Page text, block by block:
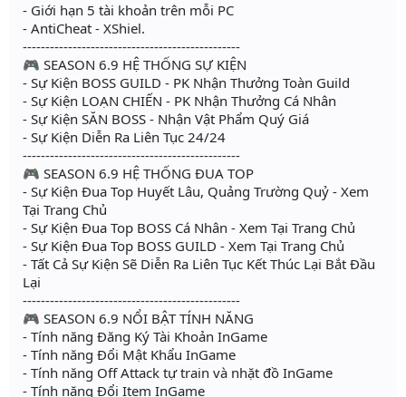
- Giới hạn 5 tài khoản trên mỗi PC
- AntiCheat - XShiel.
------------------------------------------------
🎮 SEASON 6.9 HỆ THỐNG SỰ KIỆN
- Sự Kiện BOSS GUILD - PK Nhận Thưởng Toàn Guild
- Sự Kiện LOẠN CHIẾN - PK Nhận Thưởng Cá Nhân
- Sự Kiện SĂN BOSS - Nhận Vật Phẩm Quý Giá
- Sự Kiện Diễn Ra Liên Tục 24/24
------------------------------------------------
🎮 SEASON 6.9 HỆ THỐNG ĐUA TOP
- Sự Kiện Đua Top Huyết Lâu, Quảng Trường Quỷ - Xem
Tại Trang Chủ
- Sự Kiện Đua Top BOSS Cá Nhân - Xem Tại Trang Chủ
- Sự Kiện Đua Top BOSS GUILD - Xem Tại Trang Chủ
- Tất Cả Sự Kiện Sẽ Diễn Ra Liên Tục Kết Thúc Lại Bắt Đầu
Lại
------------------------------------------------
🎮 SEASON 6.9 NỔI BẬT TÍNH NĂNG
- Tính năng Đăng Ký Tài Khoản InGame
- Tính năng Đổi Mật Khẩu InGame
- Tính năng Off Attack tự train và nhặt đồ InGame
- Tính năng Đổi Item InGame